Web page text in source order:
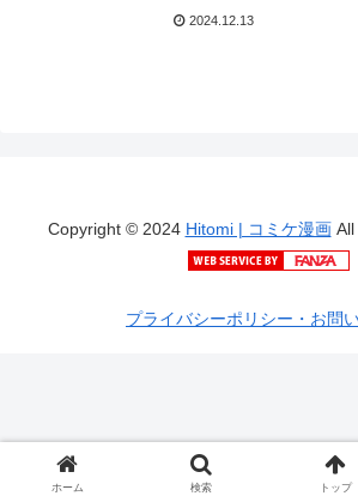
2024.12.13
Copyright © 2024 Hitomi | コミケ漫画All
プライバシーポリシー・お問
ホーム 検索 トップ